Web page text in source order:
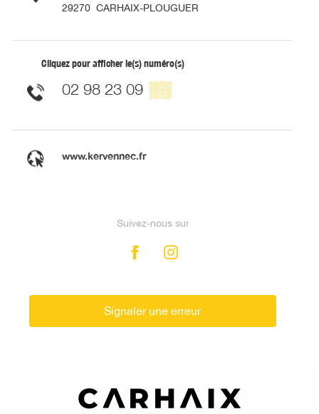
29270 CARHAIX-PLOUGUER
Cliquez pour afficher le(s) numéro(s)
02 98 23 09 ▒▒
www.kervennec.fr
Suivez-nous sur
Signaler une erreur